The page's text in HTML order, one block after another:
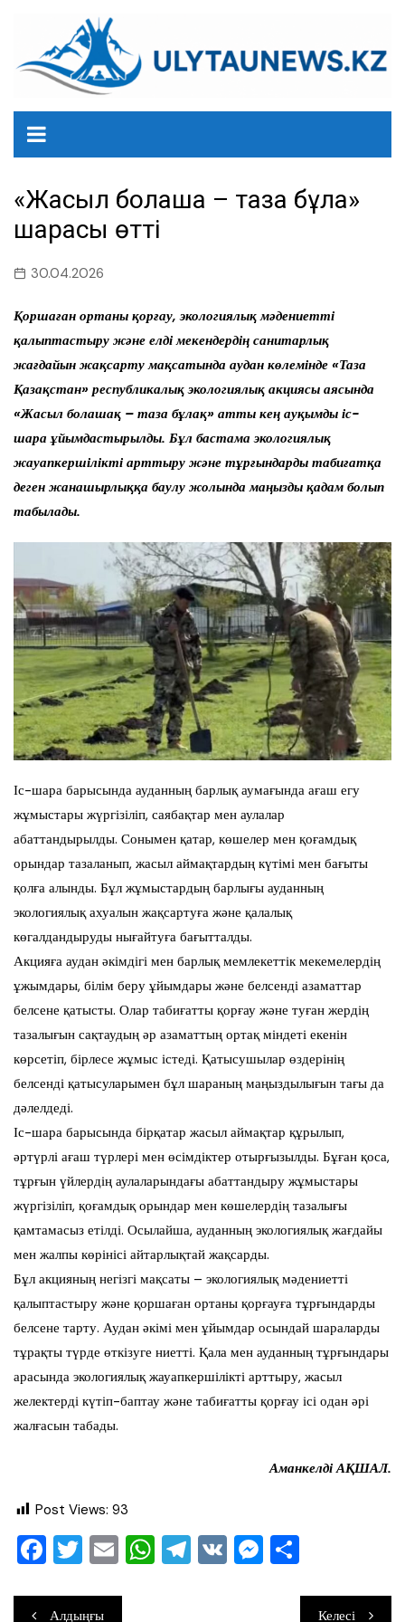
содержанию
«Жасыл болашақ – таза бұлақ»
шарасы өтті
30.04.2026
Қоршаған ортаны қорғау, экологиялық мәдениетті
қалыптастыру және елді мекендердің санитарлық
жағдайын жақсарту мақсатында аудан көлемінде «Таза
Қазақстан» республикалық экологиялық акциясы аясында
«Жасыл болашақ – таза бұлақ» атты кең ауқымды іс-
шара ұйымдастырылды. Бұл бастама экологиялық
жауапкершілікті арттыру және тұрғындарды табиғатқа
деген жанашырлыққа баулу жолында маңызды қадам болып
табылады.
Іс-шара барысында ауданның барлық аумағында ағаш егу
жұмыстары жүргізіліп, саябақтар мен аулалар
абаттандырылды. Сонымен қатар, көшелер мен қоғамдық
орындар тазаланып, жасыл аймақтардың күтімі мен бағыты
қолға алынды. Бұл жұмыстардың барлығы ауданның
экологиялық ахуалын жақсартуға және қалалық
көгалдандыруды нығайтуға бағытталды.
Акцияға аудан әкімдігі мен барлық мемлекеттік мекемелердің
ұжымдары, білім беру ұйымдары және белсенді азаматтар
белсене қатысты. Олар табиғатты қорғау және туған жердің
тазалығын сақтаудың әр азаматтың ортақ міндеті екенін
көрсетіп, бірлесе жұмыс істеді. Қатысушылар өздерінің
белсенді қатысуларымен бұл шараның маңыздылығын тағы да
дәлелдеді.
Іс-шара барысында бірқатар жасыл аймақтар құрылып,
әртүрлі ағаш түрлері мен өсімдіктер отырғызылды. Бұған қоса,
тұрғын үйлердің аулаларындағы абаттандыру жұмыстары
жүргізіліп, қоғамдық орындар мен көшелердің тазалығы
қамтамасыз етілді. Осылайша, ауданның экологиялық жағдайы
мен жалпы көрінісі айтарлықтай жақсарды.
Бұл акцияның негізгі мақсаты – экологиялық мәдениетті
қалыптастыру және қоршаған ортаны қорғауға тұрғындарды
белсене тарту. Аудан әкімі мен ұйымдар осындай шараларды
тұрақты түрде өткізуге ниетті. Қала мен ауданның тұрғындары
арасында экологиялық жауапкершілікті арттыру, жасыл
желектерді күтіп-баптау және табиғатты қорғау ісі одан әрі
жалғасын табады.
Аманкелді АҚШАЛ.
Post Views: 93
F
c
T
tt
E
ai
W T V M
ра
Навигация
Алдыңғы Келесі